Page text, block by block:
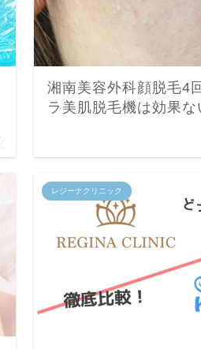
湘南美容外科顔脱毛4
ラ美肌脱毛機は効果な
レジーナクリニック